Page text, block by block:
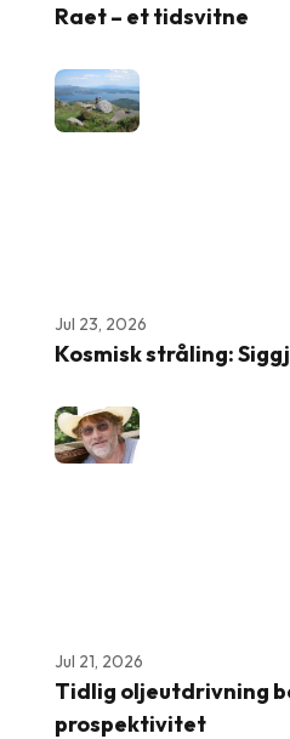
Raet – et tidsvitne
Jul 23, 2026
Kosmisk stråling:
Jul 21, 2026
Tidlig oljeutdrivning
prospektivitet